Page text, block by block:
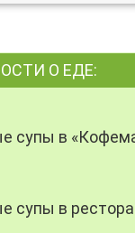
О ЕДЕ:
супы в
супы в